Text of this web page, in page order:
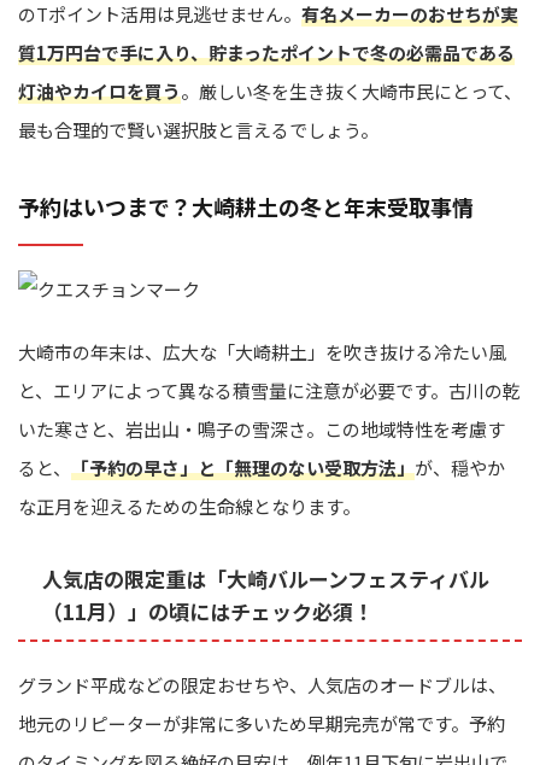
のTポイント活用は見逃せません。 有名メーカーのおせちが実
質1万円台で手に入り、貯まったポイントで冬の必需品である
灯油やカイロを買う。厳しい冬を生き抜く大崎市民にとって、
最も合理的で賢い選択肢と言えるでしょう。
予約はいつまで？大崎耕土の冬と年末受取事情
大崎市の年末は、広大な「大崎耕土」を吹き抜ける冷たい風
と、エリアによって異なる積雪量に注意が必要です。古川の乾
いた寒さと、岩出山・鳴子の雪深さ。この地域特性を考慮す
ると、 「予約の早さ」と「無理のない受取方法」が、穏やか
な正月を迎えるための生命線となります。
人気店の限定重は「大崎バルーンフェスティバル
（11月）」の頃にはチェック必須！
グランド平成などの限定おせちや、人気店のオードブルは、
地元のリピーターが非常に多いため早期完売が常です。予約